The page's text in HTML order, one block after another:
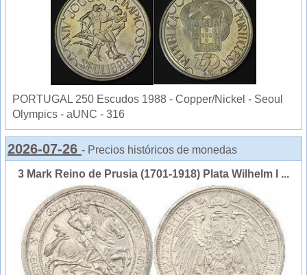
PORTUGAL 250 Escudos 1988 - Copper/Nickel - Seoul
Olympics - aUNC - 316
2026-07-26 - Precios históricos de monedas
3 Mark Reino de Prusia (1701-1918) Plata Wilhelm I ...